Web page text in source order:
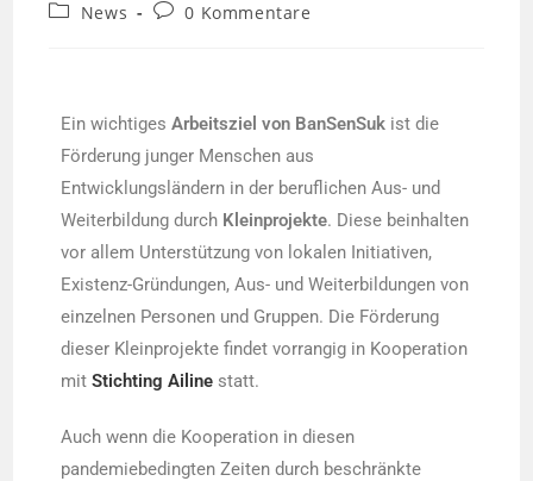
News
0 Kommentare
Ein wichtigesArbeitsziel von BanSenSuk ist die
Förderung junger Menschen aus
Entwicklungsländern in der beruflichen Aus- und
Weiterbildung durch Kleinprojekte. Diese beinhalten
vor allem Unterstützung von lokalen Initiativen,
Existenz-Gründungen, Aus- und Weiterbildungen von
einzelnen Personen und Gruppen. Die Förderung
dieser Kleinprojekte findet vorrangig in Kooperation
mitStichting Ailine statt.
Auch wenn die Kooperation in diesen
pandemiebedingten Zeiten durch beschränkte